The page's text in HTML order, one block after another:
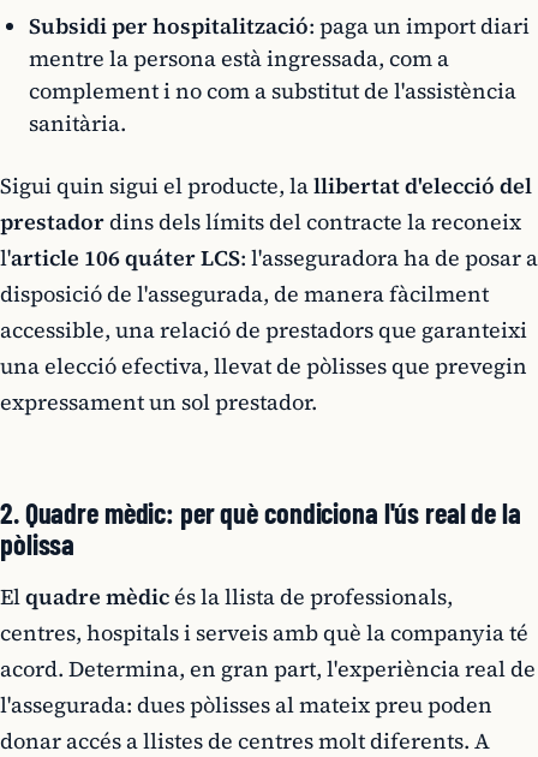
Subsidi per hospitalització: paga un import diari
mentre la persona està ingressada, com a
complement i no com a substitut de l'assistència
sanitària.
Sigui quin sigui el producte, lallibertat d'elecció del
prestadordins dels límits del contracte la reconeix
l'article 106 quáter LCS: l'asseguradora ha de posar a
disposició de l'assegurada, de manera fàcilment
accessible, una relació de prestadors que garanteixi
una elecció efectiva, llevat de pòlisses que prevegin
expressament un sol prestador.
2. Quadre mèdic: per què condiciona l'ús real de la
pòlissa
Elquadre mèdicés la llista de professionals,
centres, hospitals i serveis amb què la companyia té
acord. Determina, en gran part, l'experiència real de
l'assegurada: dues pòlisses al mateix preu poden
donar accés a llistes de centres molt diferents. A